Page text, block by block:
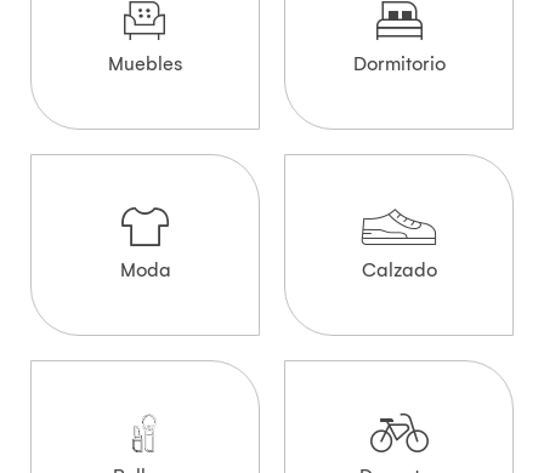
Muebles Dormitorio
Moda Calzado